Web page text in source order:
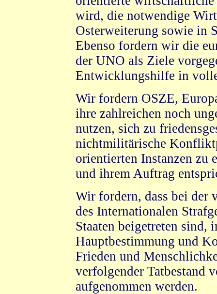
wird, die notwendige
Osterweiterung sowie in
Ebenso fordern wir die
der UNO als Ziele
Entwicklungshilfe in
Wir fordern OSZE,
ihre zahlreichen noch
nutzen, sich zu
nichtmilitärische
orientierten Instanzen zu
und ihrem Auftrag
Wir fordern, dass bei der
des Internationalen
Staaten beigetreten sind,
Hauptbestimmung und
Frieden und
verfolgender Tatbestand
aufgenommen werden.